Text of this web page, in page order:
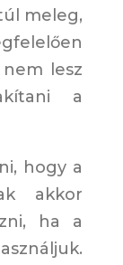
meleg,
lesz
a
hogy a
akkor
ha a